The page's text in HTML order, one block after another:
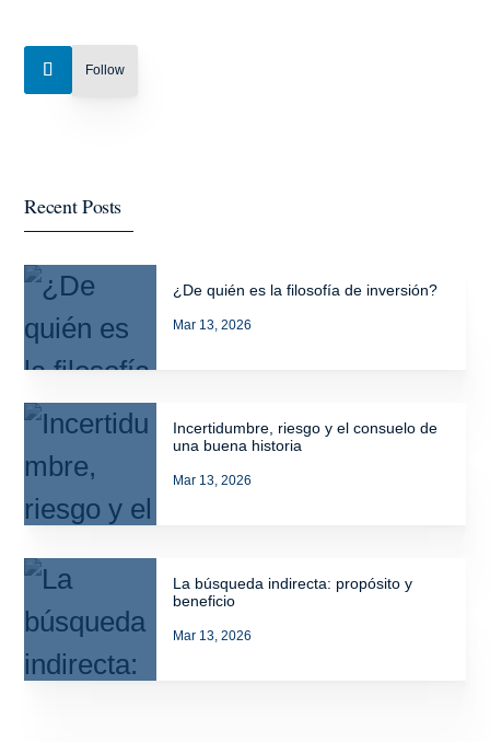
Follow
Recent Posts
¿De quién es la filosofía de inversión?
Mar 13, 2026
Incertidumbre, riesgo y el consuelo de
una buena historia
Mar 13, 2026
La búsqueda indirecta: propósito y
beneficio
Mar 13, 2026